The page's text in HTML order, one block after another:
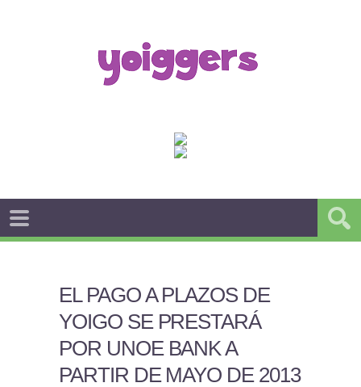
EL PAGO A PLAZOS DE
YOIGO SE PRESTARÁ
POR UNOE BANK A
PARTIR DE MAYO DE 2013